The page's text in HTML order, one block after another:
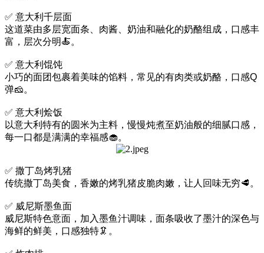
✅ 意大利千层面
这道菜由多层宽面条、肉酱、奶油和融化的奶酪组成，口感丰
富，层次分明🍝。
✅ 意大利馄饨
小巧的面团包裹着美味的馅料，常见的有肉类或奶酪，口感Q
弹🧀。
✅ 意大利烩饭
以意大利特有的圆米为主料，慢慢炖煮至奶油般的细腻口感，
每一口都是满满的幸福感🧁。
✅ 撒丁岛烤乳猪
传统撒丁岛美食，香嫩的烤乳猪皮脆肉嫩，让人回味无穷🥩。
✅ 威尼斯墨鱼面
威尼斯特色意面，加入墨鱼汁调味，面条吸收了墨汁的深色与
海鲜的鲜美，口感独特🦑。